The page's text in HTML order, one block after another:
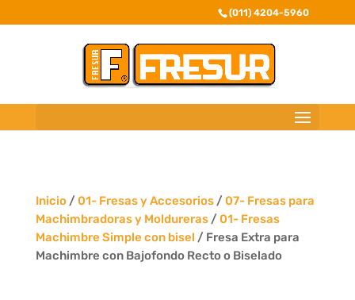
(011) 4204-5960
Inicio/ 01- Fresas y Accesorios/ 07- Fresas para
Machimbradoras y Moldureras/ 01- Fresas
Machimbre Simple con bisel / Fresa Extra para
Machimbre con Bajofondo Recto o Biselado